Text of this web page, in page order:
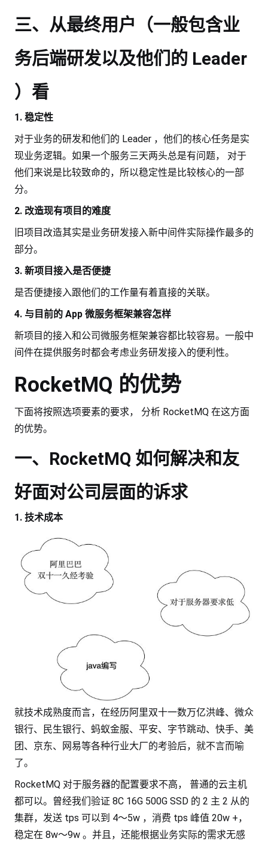
三、从最终用户（一般包含业
务后端研发以及他们的 Leader
）看
1. 稳定性
对于业务的研发和他们的 Leader ，他们的核心任务是实
现业务逻辑。如果一个服务三天两头总是有问题， 对于
他们来说是比较致命的，所以稳定性是比较核心的一部
分。
2. 改造现有项目的难度
旧项目改造其实是业务研发接入新中间件实际操作最多的
部分。
3. 新项目接入是否便捷
是否便捷接入跟他们的工作量有着直接的关联。
4. 与目前的 App 微服务框架兼容怎样
新项目的接入和公司微服务框架兼容都比较容易。一般中
间件在提供服务时都会考虑业务研发接入的便利性。
RocketMQ 的优势
下面将按照选项要素的要求， 分析 RocketMQ 在这方面
的优势。
一、RocketMQ 如何解决和友
好面对公司层面的诉求
1. 技术成本
就技术成熟度而言，在经历阿里双十一数万亿洪峰、微众
银行、民生银行、蚂蚁金服、平安、字节跳动、快手、美
团、京东、网易等各种行业大厂的考验后，就不言而喻
了。
RocketMQ 对于服务器的配置要求不高， 普通的云主机
都可以。曾经我们验证 8C 16G 500G SSD 的 2 主 2 从的
集群，发送 tps 可以到 4～5w ，消费 tps 峰值 20w +，
稳定在 8w～9w 。并且，还能根据业务实际的需求无感